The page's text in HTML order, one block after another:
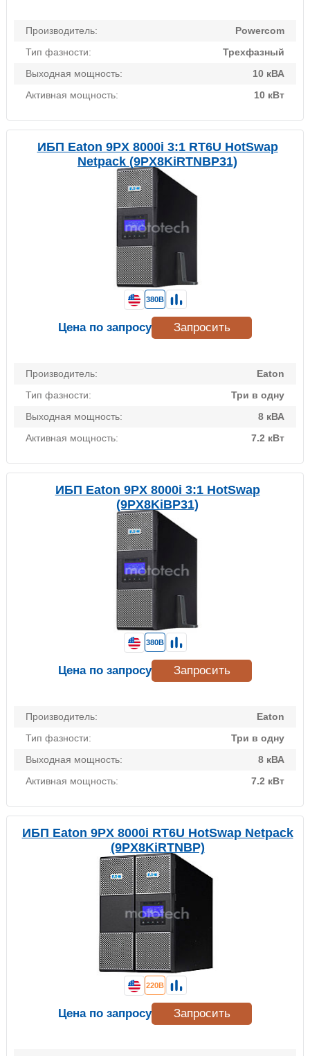
Производитель:
Powercom
Тип фазности:
Трехфазный
Выходная мощность:
10 кВА
Активная мощность:
10 кВт
ИБП Eaton 9PX 8000i 3:1 RT6U HotSwap
Netpack (9PX8KiRTNBP31)
Производитель:
Eaton
Тип фазности:
Три в одну
Выходная мощность:
8 кВА
Активная мощность:
7.2 кВт
380В
Цена по запросу Запросить
ИБП Eaton 9PX 8000i 3:1 HotSwap
(9PX8KiBP31)
Производитель:
Eaton
Тип фазности:
Три в одну
Выходная мощность:
8 кВА
Активная мощность:
7.2 кВт
380В
Цена по запросу Запросить
ИБП Eaton 9PX 8000i RT6U HotSwap Netpack
(9PX8KiRTNBP)
220В
Цена по запросу Запросить